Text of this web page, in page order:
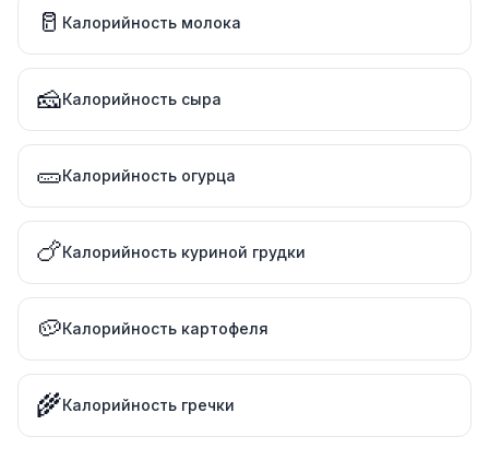
🥛 Калорийность молока
🧀Калорийность сыра
🥒Калорийность огурца
🍗Калорийность куриной грудки
🥔Калорийность картофеля
🌾Калорийность гречки